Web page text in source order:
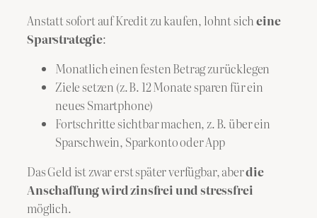
Anstatt sofort auf Kredit zu kaufen, lohnt sicheine
Sparstrategie:
Monatlich einen festen Betrag zurücklegen
Ziele setzen (z. B. 12 Monate sparen für ein
neues Smartphone)
Fortschritte sichtbar machen, z. B. über ein
Sparschwein, Sparkonto oder App
Das Geld ist zwar erst später verfügbar, aberdie
Anschaffung wird zinsfrei und stressfrei
möglich.